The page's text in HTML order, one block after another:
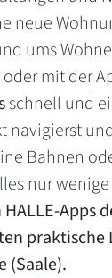
neue
ums
mit der
schnell und
navigierst
Bahnen
nur
HALLE-Apps
praktische
(Saale).